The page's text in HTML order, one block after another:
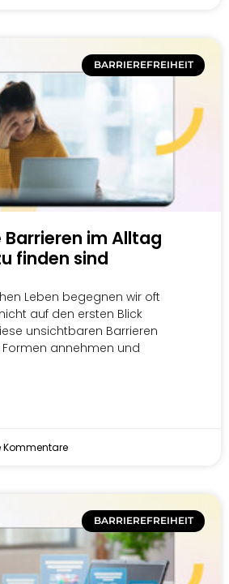
BARRIEREFREIHEIT
im Alltag
finden sind
Leben begegnen wir oft
auf den ersten Blick
unsichtbaren Barrieren
annehmen und
Kommentare
BARRIEREFREIHEIT